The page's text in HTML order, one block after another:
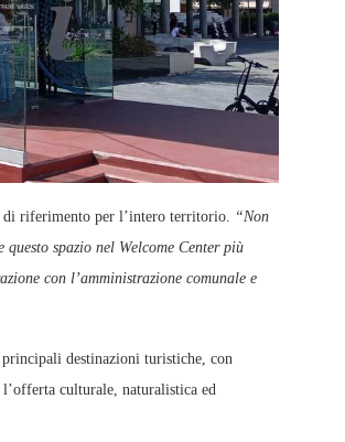
di riferimento per l’intero territorio. “Non
spazio nel Welcome Center più
con l’amministrazione comunale e
destinazioni turistiche, con
culturale, naturalistica ed